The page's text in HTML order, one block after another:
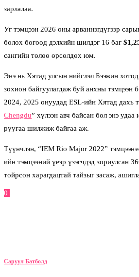
зарлалаа.
Уг тэмцээн 2026 оны арваннэгдүгээр
болох бөгөөд дэлхийн шилдэг 16 баг
сангийн төлөө өрсөлдөх юм.
Энэ нь Хятад улсын нийслэл Бээжин
зохион байгуулагдаж буй анхны тэмцээн
2024, 2025 онуудад ESL-ийн Хятад дахь
Chengdu” хүлээн авч байсан бол энэ удаа
руугаа шилжиж байгаа аж.
Түүнчлэн, “IEM Rio Major 2022”
ийн тэмцээний үеэр үзэгчдэд зориулсан
тойрсон харагдацтай тайзыг засаж,
0
Саруул Батболд